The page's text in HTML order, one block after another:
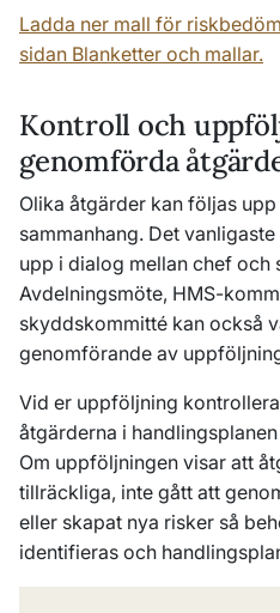
Ladda ner mall för
sidan Blanketter och mallar.
Kontroll och
genomförda
Olika åtgärder kan följas
sammanhang. Det
upp i dialog mellan chef och
Avdelningsmöte, HMS-
skyddskommitté kan också
genomförande av
Vid er uppföljning
åtgärderna i
Om uppföljningen visar att
tillräckliga, inte gått att
eller skapat nya risker så
identifieras och